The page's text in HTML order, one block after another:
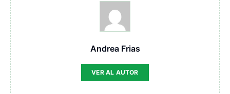
Andrea Frias
VER AL AUTOR